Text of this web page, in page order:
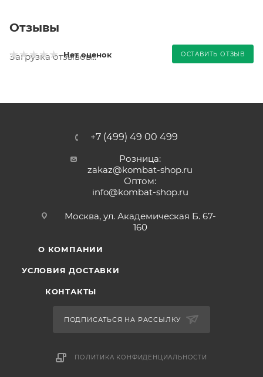
Отзывы
Нет оценок ОСТАВИТЬ ОТЗЫВ
Загрузка отзывов...
+7 (499) 49 00 499
Розница:
zakaz@kombat-shop.ru
Оптом:
info@kombat-shop.ru
Москва, ул. Академическая Б. 67-
160
О КОМПАНИИ
УСЛОВИЯ ДОСТАВКИ
КОНТАКТЫ
ПОДПИСАТЬСЯ НА РАССЫЛКУ
ПОЛИТИКА КОНФИДЕНЦИАЛЬНОСТИ